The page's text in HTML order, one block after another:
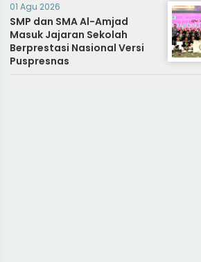
01 Agu 2026
SMP dan SMA Al-Amjad
Masuk Jajaran Sekolah
Berprestasi Nasional Versi
Puspresnas